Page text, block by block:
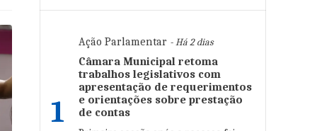
1
Ação Parlamentar - Há 2 dias
Câmara Municipal retoma
trabalhos legislativos com
apresentação de requerimentos
e orientações sobre prestação
de contas